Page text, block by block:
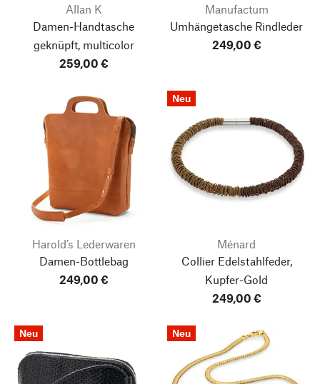
Allan K
Damen-Handtasche
geknüpft, multicolor
259,00 €
Manufactum
Umhängetasche Rindleder
249,00 €
Harold’s Lederwaren
Damen-Bottlebag
249,00 €
Neu
Ménard
Collier Edelstahlfeder,
Kupfer-Gold
249,00 €
Neu Neu